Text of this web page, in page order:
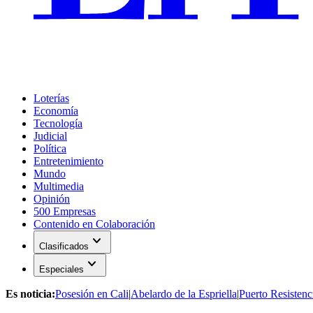
Loterías
Economía
Tecnología
Judicial
Política
Entretenimiento
Mundo
Multimedia
Opinión
500 Empresas
Contenido en Colaboración
Clasificados expand_more
Especiales expand_more
Es noticia:Posesión en Cali|Abelardo de la Espriella|Puerto